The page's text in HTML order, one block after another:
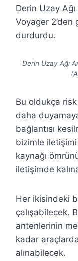
Derin Uzay
Voyager 2’den
durdurdu.
Derin Uzay Ağı
Bu oldukça risk
daha
bağlantısı
bizimle
kaynağı
iletişimde
Her ikisindeki
çalışabilecek.
antenlerinin
kadar
alınabilecek.